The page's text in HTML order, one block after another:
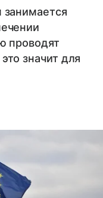
занимается
проводят
значит для